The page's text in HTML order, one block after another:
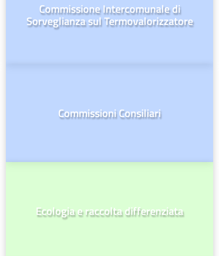
Commissione Intercomunale di
Sorveglianza sul Termovalorizzatore
Commissioni Consiliari
Ecologia e raccolta differenziata